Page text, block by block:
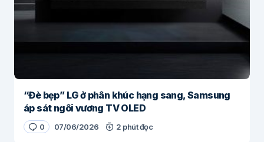
“Đè bẹp” LG ở phân khúc hạng sang, Samsung
áp sát ngôi vương TV OLED
0 07/06/2026 2 phút đọc